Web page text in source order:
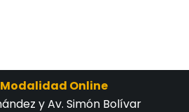
Online
y Av. Simón Bolívar